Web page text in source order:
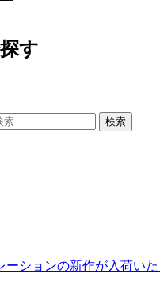
ーションの新作が入荷いた